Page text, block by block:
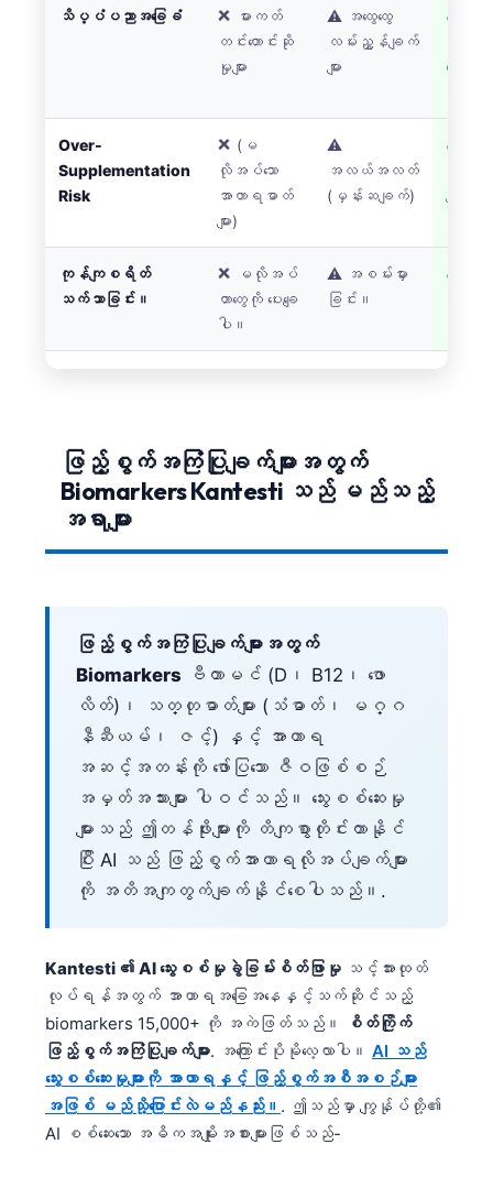
သိပ္ပံပညာအခြေခံ
❌ မားကတ်
တင်းတောင်းဆို
မှုများ
⚠️ အထွေထွေ
လမ်းညွှန်ချက်
များ
✅ သ
သွေးစစ်
Over-
Supplementation
Risk
❌ (မ
လိုအပ်သော
အာဟာရဓာတ်
များ)
⚠️
အလယ်အလတ်
(မှန်းဆချက်)
✅ နည်း
ချက်မျ
ကုန်ကျစရိတ်
သက်သာခြင်း။
❌ မလိုအပ်
တာတွေကို ပေးချေ
ပါ။
⚠️ အစမ်းမှား
ခြင်း။
✅ လို
ဖြည့်စွက်အကြံပြုချက်များအတွက်
Biomarkers Kantesti သည် မည်သည့်
အရာများ
ဖြည့်စွက်အကြံပြုချက်များအတွက်
Biomarkers ဗီတာမင် (D၊ B12၊ ဖော
လိတ်)၊ သတ္တုဓာတ်များ (သံဓာတ်၊ မဂ္ဂ
နီဆီယမ်၊ ဇင့်) နှင့် အာဟာရ
အဆင့်အတန်းကို ဖော်ပြသော ဇီဝဖြစ်စဉ်
အမှတ်အသားများ ပါဝင်သည်။ သွေးစစ်ဆေးမှု
များသည် ဤတန်ဖိုးများကို တိကျစွာတိုင်းတာနိုင်
ပြီး AI သည် ဖြည့်စွက်အာဟာရလိုအပ်ချက်များ
ကို အတိအကျတွက်ချက်နိုင်စေပါသည်။.
Kantesti ၏ AI သွေးစစ်မှုခွဲခြမ်းစိတ်ဖြာမှု သင့်အားထုတ်
လုပ်ရန်အတွက် အာဟာရအခြေအနေနှင့်သက်ဆိုင်သည့်
biomarkers 15,000+ ကို အကဲဖြတ်သည်။
စိတ်ကြိုက်
ဖြည့်စွက်အကြံပြုချက်များ. အကြောင်းပိုမိုလေ့လာပါ။ AI သည်
သွေးစစ်ဆေးမှုများကို အာဟာရနှင့် ဖြည့်စွက်အစီအစဉ်များ
အဖြစ် မည်သို့ပြောင်းလဲမည်နည်း။ . ဤသည်မှာ ကျွန်ုပ်တို့၏
AI စစ်ဆေးသော အဓိကအမျိုးအစားများဖြစ်သည်-
Slovenščina
Magyar
Shqip
বাংলা
اردو
मराठी
தமிழ்
ગુજરાતી
ಕನ್ನಡ
മലയാളം
Bahasa Melayu
Tiếng Việt
Tagalog
ไทย
Kiswahili
አማርኛ
Українська
O‘zbekcha
Hrvatski
Slovenčina
پښتو
سنڌي
සිංහල
Latviešu valoda